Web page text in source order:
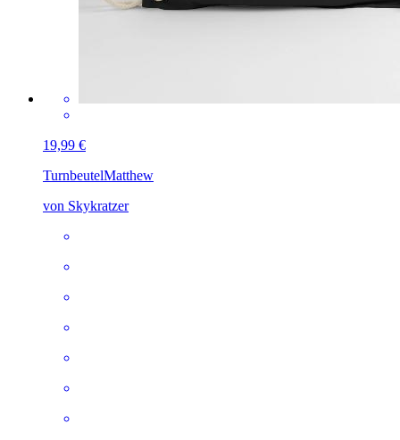
19,99 €
TurnbeutelMatthew
von Skykratzer